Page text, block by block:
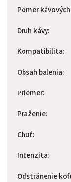
Pomer
Druh kávy:
Kompatibilita:
Obsah balenia:
Priemer:
Praženie:
Chuť:
Intenzita:
Odstránenie